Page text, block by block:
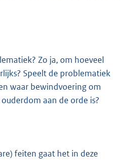
Zo ja, om hoeveel
Speelt de problematiek
waar bewindvoering om
aan de orde is?
feiten gaat het in deze